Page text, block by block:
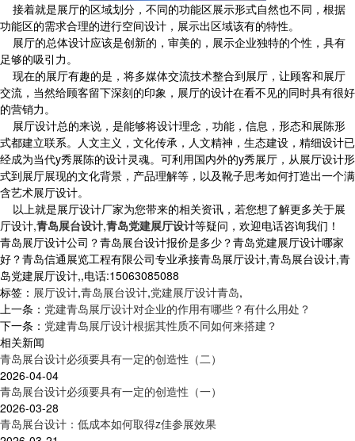
接着就是展厅的区域划分，不同的功能区展示形式自然也不同，根据
功能区的需求合理的进行空间设计，展示出区域该有的特性。
展厅的总体设计应该是创新的，审美的，展示企业独特的个性，具有
足够的吸引力。
现在的展厅有趣的是，将多媒体交流技术整合到展厅，让顾客和展厅
交流，当然给顾客留下深刻的印象，展厅的设计在看不见的同时具有很好
的营销力。
展厅设计总的来说，是能够将设计理念，功能，信息，形态和展陈形
式都建立联系。人文主义，文化传承，人文精神，生态建设，精细设计已
经成为当代y秀展陈的设计灵魂。可利用国内外的y秀展厅，从展厅设计形
式到展厅展现的文化背景，产品理解等，以及靴子思考如何打造出一个满
含艺术展厅设计。
以上就是展厅设计厂家为您带来的相关资讯，若您想了解更多关于展
厅设计,青岛展台设计,青岛党建展厅设计等疑问，欢迎电话咨询我们！
青岛展厅设计公司？青岛展台设计报价是多少？青岛党建展厅设计哪家
好？青岛信通展览工程有限公司专业承接青岛展厅设计,青岛展台设计,青
岛党建展厅设计,,电话:15063085088
标签： 展厅设计,青岛展台设计,党建展厅设计青岛,
上一条： 党建青岛展厅设计对企业的作用有哪些？有什么用处？
下一条： 党建青岛展厅设计根据其性质不同如何来搭建？
相关新闻
青岛展台设计必须要具有一定的创造性（二）
2026-04-04
青岛展台设计必须要具有一定的创造性（一）
2026-03-28
青岛展台设计：低成本如何取得z佳参展效果